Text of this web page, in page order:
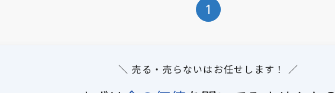
1
＼ 売る・売らないはお任せします！ ／